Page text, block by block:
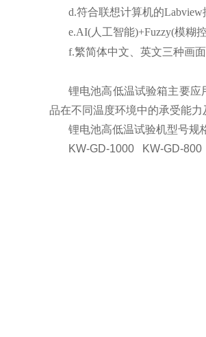
d.符合联想计算机的Labview
e.AI(人工智能)+Fuzzy(模糊
f.繁简体中文、英文三种画
锂电池高低温试验箱主要
品在不同温度环境中的承受能力
锂电池高低温试验机型号规
KW-GD-1000 KW-GD-